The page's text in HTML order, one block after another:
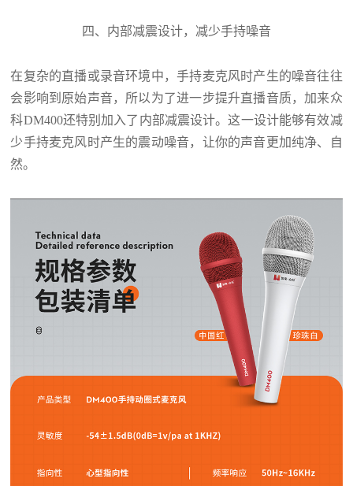
四、内部减震设计，减少手持噪音
在复杂的直播或录音环境中，手持麦克风时产生的噪音往往
会影响到原始声音，所以 为了进一步提升直播音质，加来众
科DM400还特别加入了内部减震设计。这一设计能够有效减
少手持麦克风时产生的震动噪音，让你的声音更加纯净、自
然。